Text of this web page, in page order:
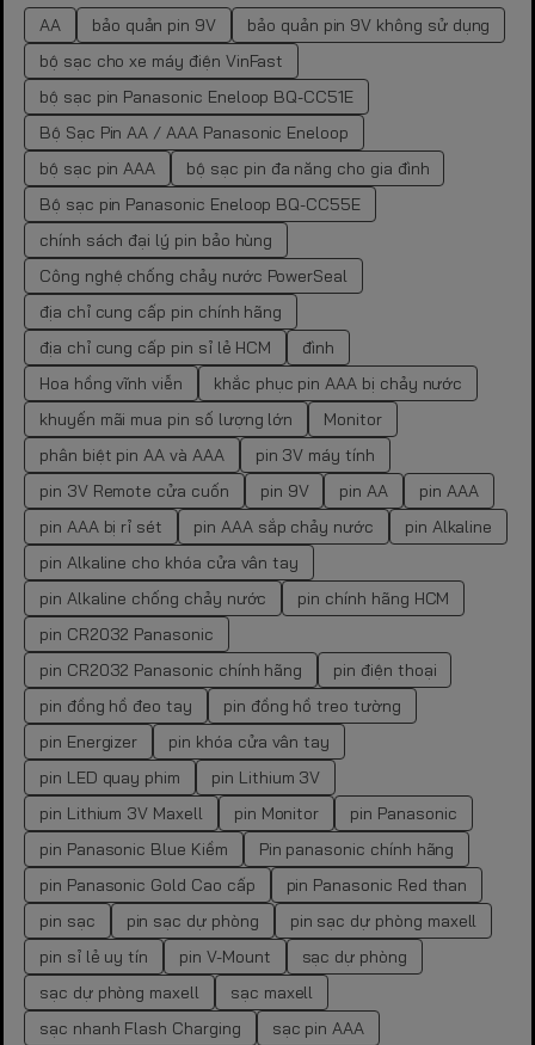
AA bảo quản pin 9V
bảo quản pin 9V không sử dụng
bộ sạc cho xe máy điện VinFast
bộ sạc pin Panasonic Eneloop BQ-CC51E
Bộ Sạc Pin AA / AAA Panasonic Eneloop
bộ sạc pin AAA
bộ sạc pin đa năng cho gia đình
Bộ sạc pin Panasonic Eneloop BQ-CC55E
chính sách đại lý pin bảo hùng
Công nghệ chống chảy nước PowerSeal
địa chỉ cung cấp pin chính hãng
địa chỉ cung cấp pin sỉ lẻ HCM
đình
Hoa hồng vĩnh viễn
khắc phục pin AAA bị chảy nước
khuyến mãi mua pin số lượng lớn
Monitor
phân biệt pin AA và AAA
pin 3V máy tính
pin 3V Remote cửa cuốn
pin 9V pin AA
pin AAA
pin AAA bị rỉ sét
pin AAA sắp chảy nước
pin Alkaline
pin Alkaline cho khóa cửa vân tay
pin Alkaline chống chảy nước
pin chính hãng HCM
pin CR2032 Panasonic
pin CR2032 Panasonic chính hãng
pin điện thoại
pin đồng hồ đeo tay
pin đồng hồ treo tường
pin Energizer
pin khóa cửa vân tay
pin LED quay phim
pin Lithium 3V
pin Lithium 3V Maxell
pin Monitor
pin Panasonic
pin Panasonic Blue Kiềm
Pin panasonic chính hãng
pin Panasonic Gold Cao cấp
pin Panasonic Red than
pin sạc
pin sạc dự phòng
pin sạc dự phòng maxell
pin sỉ lẻ uy tín
pin V-Mount
sạc dự phòng
sạc dự phòng maxell
sạc maxell
sạc nhanh Flash Charging
sạc pin AAA